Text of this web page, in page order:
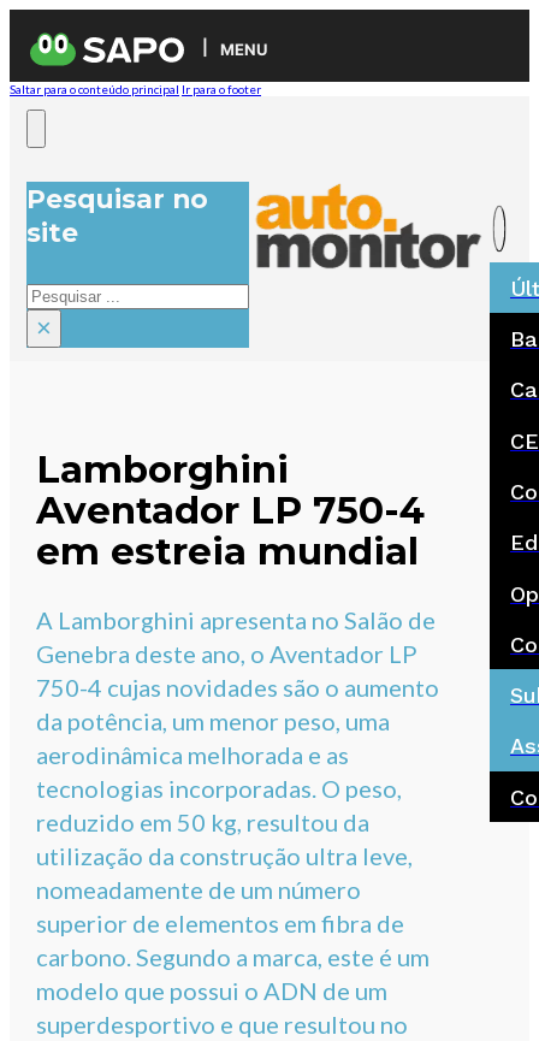
MENU
Saltar para o conteúdo principal Ir para o footer
Pesquisar no
site
Pesquisar
×
Lamborghini
Aventador LP 750-4
em estreia mundial
A Lamborghini apresenta no Salão de
Genebra deste ano, o Aventador LP
750-4 cujas novidades são o aumento
da potência, um menor peso, uma
aerodinâmica melhorada e as
tecnologias incorporadas. O peso,
reduzido em 50 kg, resultou da
utilização da construção ultra leve,
nomeadamente de um número
superior de elementos em fibra de
carbono. Segundo a marca, este é um
modelo que possui o ADN de um
superdesportivo e que resultou no